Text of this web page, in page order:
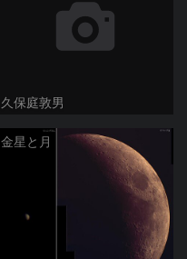
久保庭敦男
金星と月